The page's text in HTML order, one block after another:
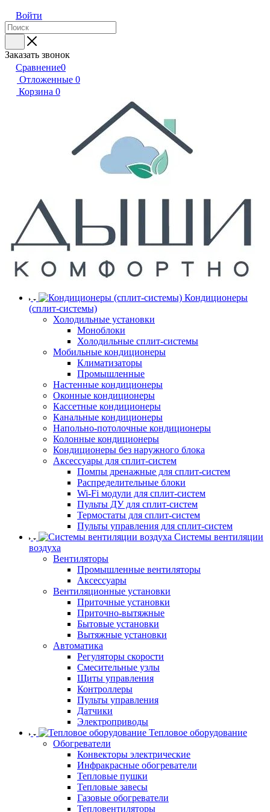
Войти
Заказать звонок
Сравнение0
Отложенные 0
Корзина 0
Кондиционеры
(сплит-системы)
Холодильные установки
Моноблоки
Холодильные сплит-системы
Мобильные кондиционеры
Климатизаторы
Промышленные
Настенные кондиционеры
Оконные кондиционеры
Кассетные кондиционеры
Канальные кондиционеры
Напольно-потолочные кондиционеры
Колонные кондиционеры
Кондиционеры без наружного блока
Аксессуары для сплит-систем
Помпы дренажные для сплит-систем
Распределительные блоки
Wi-Fi модули для сплит-систем
Пульты ДУ для сплит-систем
Термостаты для сплит-систем
Пульты управления для сплит-систем
Системы вентиляции
воздуха
Вентиляторы
Промышленные вентиляторы
Аксессуары
Вентиляционные установки
Приточные установки
Приточно-вытяжные
Бытовые установки
Вытяжные установки
Автоматика
Регуляторы скорости
Смесительные узлы
Щиты управления
Контроллеры
Пульты управления
Датчики
Электроприводы
Тепловое оборудование
Обогреватели
Конвекторы электрические
Инфракрасные обогреватели
Тепловые пушки
Тепловые завесы
Газовые обогреватели
Тепловентиляторы